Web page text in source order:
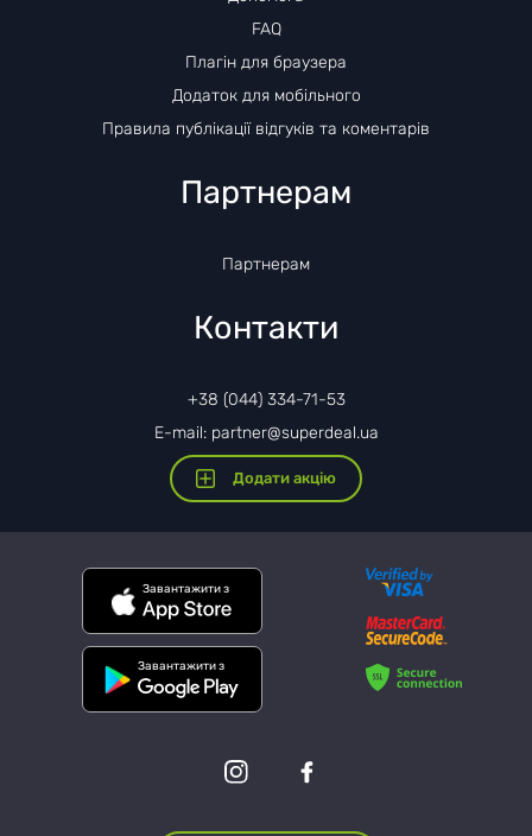
FAQ
Плагін для браузера
Додаток для мобільного
Правила публікації відгуків та коментарів
Партнерам
Партнерам
Контакти
+38 (044) 334-71-53
E-mail: partner@superdeal.ua
Додати акцію
Завантажити з
Завантажити з